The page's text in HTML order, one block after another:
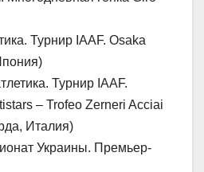
Турнир IAAF. Osaka
Турнир IAAF.
– Trofeo Zerneri Acciai
Италия)
Украины. Премьер-